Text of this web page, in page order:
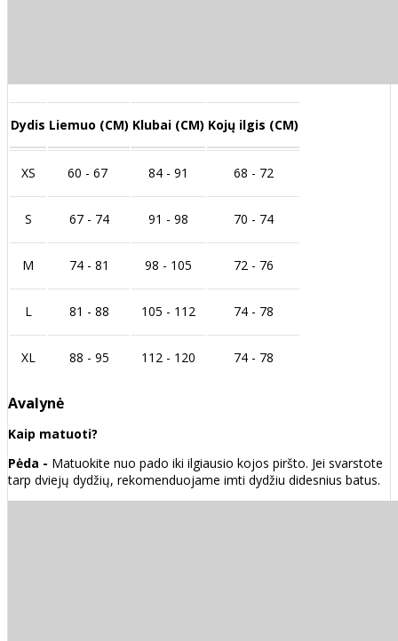
Dydis Liemuo (CM) Klubai (CM) Kojų ilgis (CM)
XS 60 - 67 84 - 91 68 - 72
S 67 - 74 91 - 98 70 - 74
M 74 - 81 98 - 105 72 - 76
L 81 - 88 105 - 112 74 - 78
XL 88 - 95 112 - 120 74 - 78
Avalynė
Kaip matuoti?
Pėda - Matuokite nuo pado iki ilgiausio kojos piršto. Jei svarstote
tarp dviejų dydžių, rekomenduojame imti dydžiu didesnius batus.